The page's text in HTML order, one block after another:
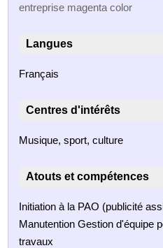
entreprise magenta color
Langues
Français
Centres d'intérêts
Musique, sport, culture
Atouts et compétences
Initiation à la PAO (publicité
Manutention Gestion d'équipe
travaux